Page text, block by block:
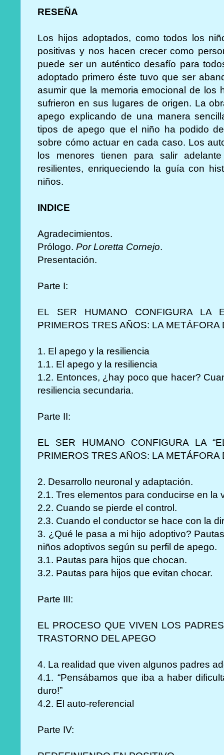
RESEÑA
Los hijos adoptados, como todos los
positivas y nos hacen crecer como
puede ser un auténtico desafío para
adoptado primero éste tuvo que ser
asumir que la memoria emocional de los
sufrieron en sus lugares de origen. La
apego explicando de una manera
tipos de apego que el niño ha podido
sobre cómo actuar en cada caso. Los
los menores tienen para salir
resilientes, enriqueciendo la guía con
niños.
INDICE
Agradecimientos.
Prólogo. Por Loretta Cornejo.
Presentación.
Parte I:
EL SER HUMANO CONFIGURA LA
PRIMEROS TRES AÑOS: LA METÁFORA
1. El apego y la resiliencia
1.1. El apego y la resiliencia
1.2. Entonces, ¿hay poco que hacer?
resiliencia secundaria.
Parte II:
EL SER HUMANO CONFIGURA LA
PRIMEROS TRES AÑOS: LA METÁFORA
2. Desarrollo neuronal y adaptación.
2.1. Tres elementos para conducirse en la
2.2. Cuando se pierde el control.
2.3. Cuando el conductor se hace con la
3. ¿Qué le pasa a mi hijo adoptivo?
niños adoptivos según su perfil de apego.
3.1. Pautas para hijos que chocan.
3.2. Pautas para hijos que evitan chocar.
Parte III:
EL PROCESO QUE VIVEN LOS
TRASTORNO DEL APEGO
4. La realidad que viven algunos padres
4.1. “Pensábamos que iba a haber
duro!”
4.2. El auto-referencial
Parte IV: